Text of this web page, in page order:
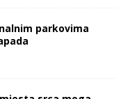
parkovima